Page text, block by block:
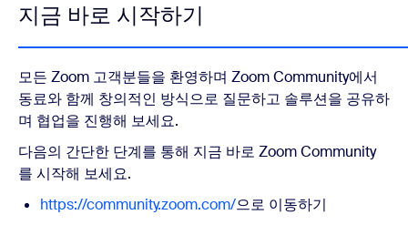
지금 바로 시작하기
모든 Zoom 고객분들을 환영하며 Zoom Community에서
동료와 함께 창의적인 방식으로 질문하고 솔루션을 공유하
며 협업을 진행해 보세요.
다음의 간단한 단계를 통해 지금 바로 Zoom Community
를 시작해 보세요.
https://community.zoom.com/으로 이동하기